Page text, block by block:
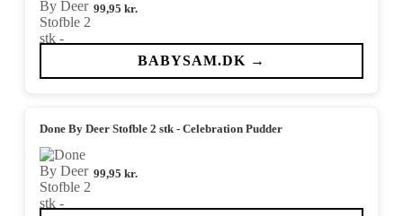
99,95 kr.
BABYSAM.DK →
Done By Deer Stofble 2 stk - Celebration Pudder
99,95 kr.